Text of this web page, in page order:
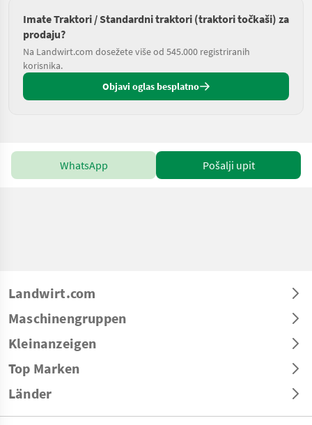
Imate Traktori / Standardni traktori (traktori točkaši) za
prodaju?
Na Landwirt.com dosežete više od 545.000 registriranih
korisnika.
Objavi oglas besplatno
WhatsApp Pošalji upit
Landwirt.com
Maschinengruppen
Kleinanzeigen
Top Marken
Länder